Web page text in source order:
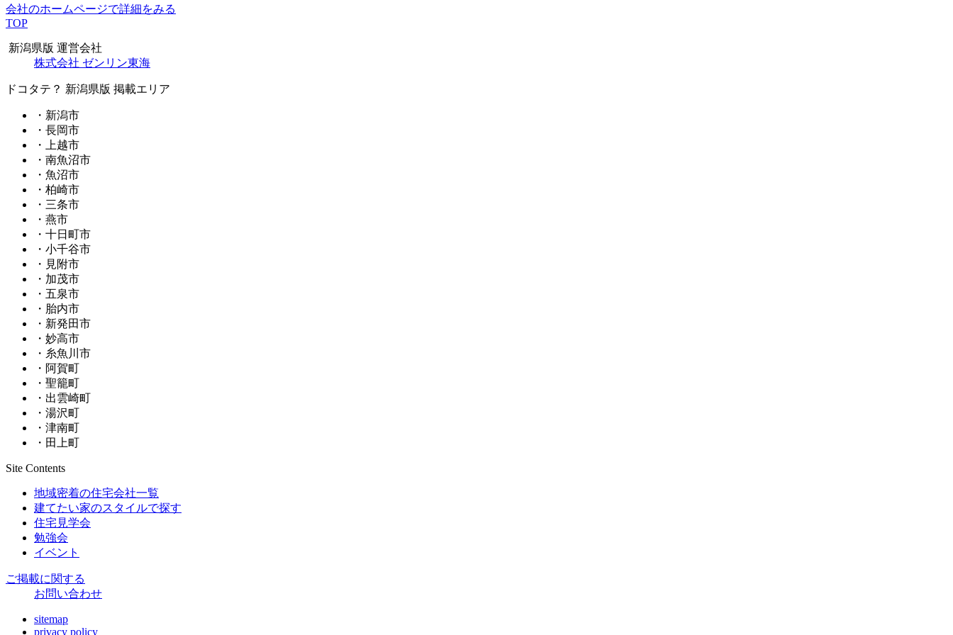
会社のホームページで詳細をみる
TOP
新潟県版 運営会社
株式会社 ゼンリン東海
ドコタテ？ 新潟県版 掲載エリア
・新潟市
・長岡市
・上越市
・南魚沼市
・魚沼市
・柏崎市
・三条市
・燕市
・十日町市
・小千谷市
・見附市
・加茂市
・五泉市
・胎内市
・新発田市
・妙高市
・糸魚川市
・阿賀町
・聖籠町
・出雲崎町
・湯沢町
・津南町
・田上町
Site Contents
地域密着の住宅会社一覧
建てたい家のスタイルで探す
住宅見学会
勉強会
イベント
ご掲載に関する
お問い合わせ
sitemap
privacy policy